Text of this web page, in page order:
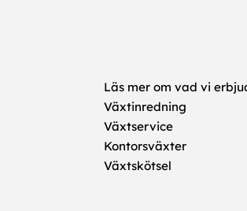
Läs mer om vad vi
Växtinredning
Växtservice
Kontorsväxter
Växtskötsel